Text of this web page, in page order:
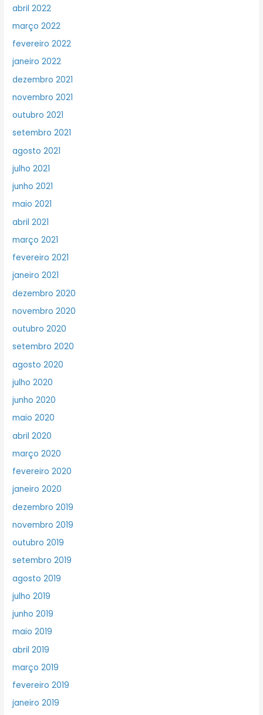
abril 2022
março 2022
fevereiro 2022
janeiro 2022
dezembro 2021
novembro 2021
outubro 2021
setembro 2021
agosto 2021
julho 2021
junho 2021
maio 2021
abril 2021
março 2021
fevereiro 2021
janeiro 2021
dezembro 2020
novembro 2020
outubro 2020
setembro 2020
agosto 2020
julho 2020
junho 2020
maio 2020
abril 2020
março 2020
fevereiro 2020
janeiro 2020
dezembro 2019
novembro 2019
outubro 2019
setembro 2019
agosto 2019
julho 2019
junho 2019
maio 2019
abril 2019
março 2019
fevereiro 2019
janeiro 2019